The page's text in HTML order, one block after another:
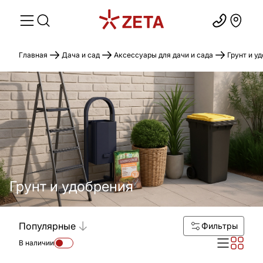
Главная Дача и сад Аксессуары для дачи и сада Грунт и
Грунт и удобрения
Популярные Фильтры
В наличии